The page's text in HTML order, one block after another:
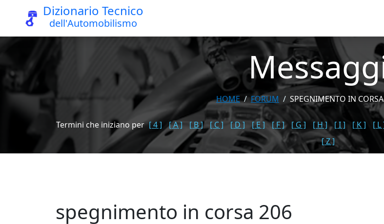
Dizionario Tecnico
dell'Automobilismo
HOME FORUM SPEGNIMENTO IN
Termini che iniziano per [ 4 ] [ A ] [ B ] [ C ] [ D ] [ E ] [ F ] [ G ] [ H ] [ I ] [ K ] [ L
[ Z ]
spegnimento in corsa 206